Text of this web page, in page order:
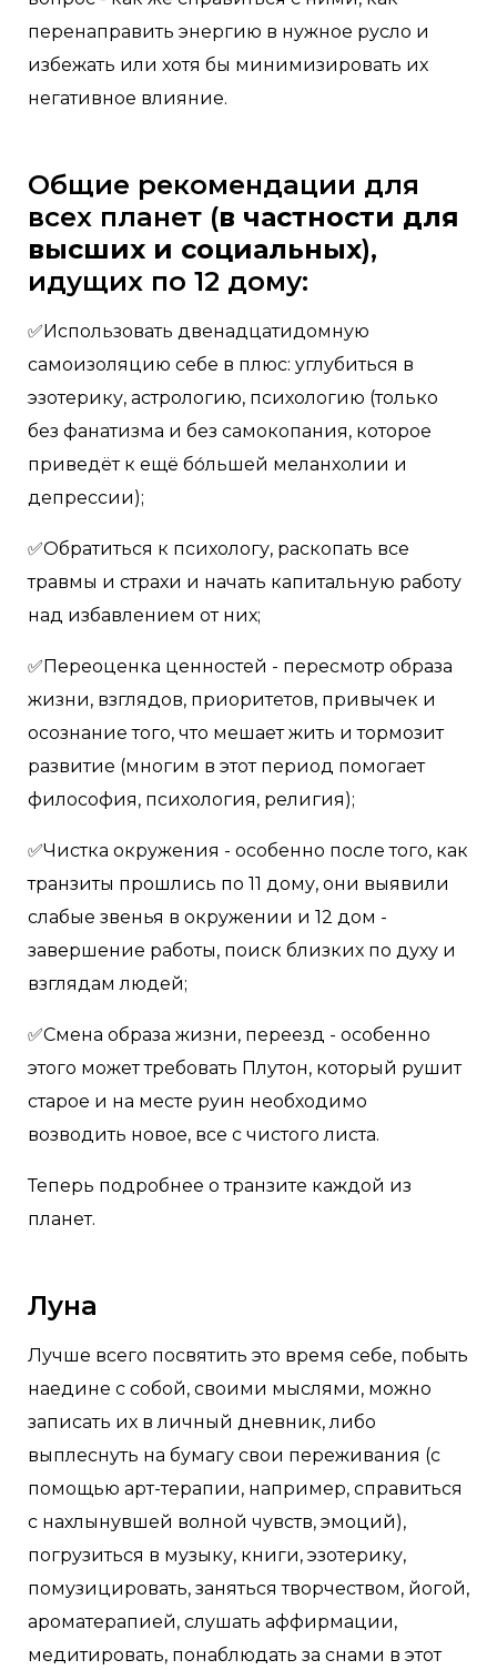
перенаправить энергию в нужное русло и
избежать или хотя бы минимизировать их
негативное влияние.
Общие рекомендации для
всех планет (в частности для
высших и социальных),
идущих по 12 дому:
✅Использовать двенадцатидомную
самоизоляцию себе в плюс: углубиться в
эзотерику, астрологию, психологию (только
без фанатизма и без самокопания, которое
приведёт к ещё бо́льшей меланхолии и
депрессии);
✅Обратиться к психологу, раскопать все
травмы и страхи и начать капитальную работу
над избавлением от них;
✅Переоценка ценностей - пересмотр образа
жизни, взглядов, приоритетов, привычек и
осознание того, что мешает жить и тормозит
развитие (многим в этот период помогает
философия, психология, религия);
✅Чистка окружения - особенно после того, как
транзиты прошлись по 11 дому, они выявили
слабые звенья в окружении и 12 дом -
завершение работы, поиск близких по духу и
взглядам людей;
✅Смена образа жизни, переезд - особенно
этого может требовать Плутон, который рушит
старое и на месте руин необходимо
возводить новое, все с чистого листа.
Теперь подробнее о транзите каждой из
планет.
Луна
Лучше всего посвятить это время себе, побыть
наедине с собой, своими мыслями, можно
записать их в личный дневник, либо
выплеснуть на бумагу свои переживания (с
помощью арт-терапии, например, справиться
с нахлынувшей волной чувств, эмоций),
погрузиться в музыку, книги, эзотерику,
помузицировать, заняться творчеством, йогой,
ароматерапией, слушать аффирмации,
медитировать, понаблюдать за снами в этот